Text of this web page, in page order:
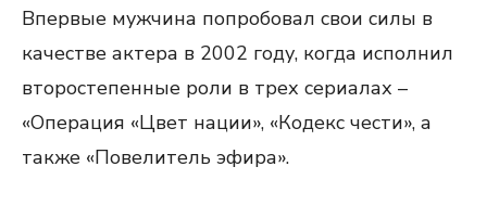
Впервые мужчина попробовал свои силы в
качестве актера в 2002 году, когда исполнил
второстепенные роли в трех сериалах –
«Операция «Цвет нации», «Кодекс чести», а
также «Повелитель эфира».